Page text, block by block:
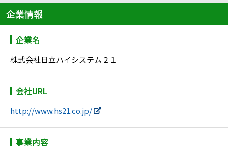
企業情報
企業名
株式会社日立ハイシステム２１
会社URL
http://www.hs21.co.jp/
事業内容